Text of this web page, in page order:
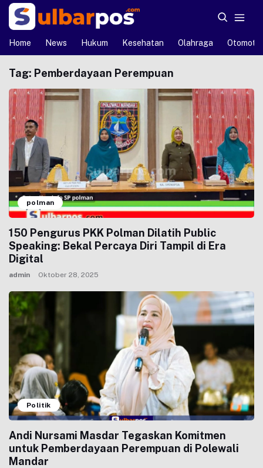
Home News Hukum Kesehatan Olahraga Otomotif
Tag: Pemberdayaan Perempuan
polman
150 Pengurus PKK Polman Dilatih Public
Speaking: Bekal Percaya Diri Tampil di Era
Digital
admin Oktober 28, 2025
Politik
Andi Nursami Masdar Tegaskan Komitmen
untuk Pemberdayaan Perempuan di Polewali
Mandar